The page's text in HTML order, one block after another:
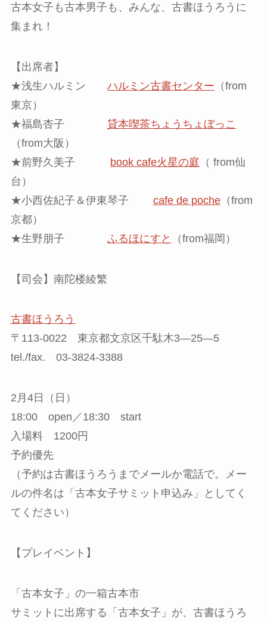
古本女子も古本男子も、みんな、古書ほうろうに
集まれ！
【出席者】
★浅生ハルミン ハルミン古書センター （from
東京）
★福島杏子 貸本喫茶ちょうちょぼっこ
（from大阪）
★前野久美子 book cafe火星の庭 （ from仙
台）
★小西佐紀子＆伊東琴子 cafe de poche（from
京都）
★生野朋子 ふるほにすと （from福岡）
【司会】南陀楼綾繁
古書ほうろう
〒113-0022 東京都文京区千駄木3—25—5
tel./fax. 03-3824-3388
2月4日（日）
18:00 open／18:30 start
入場料 1200円
予約優先
（予約は古書ほうろうまでメールか電話で。メー
ルの件名は「古本女子サミット申込み」としてく
てください）
【プレイベント】
「古本女子」の一箱古本市
サミットに出席する「古本女子」が、古書ほうろ